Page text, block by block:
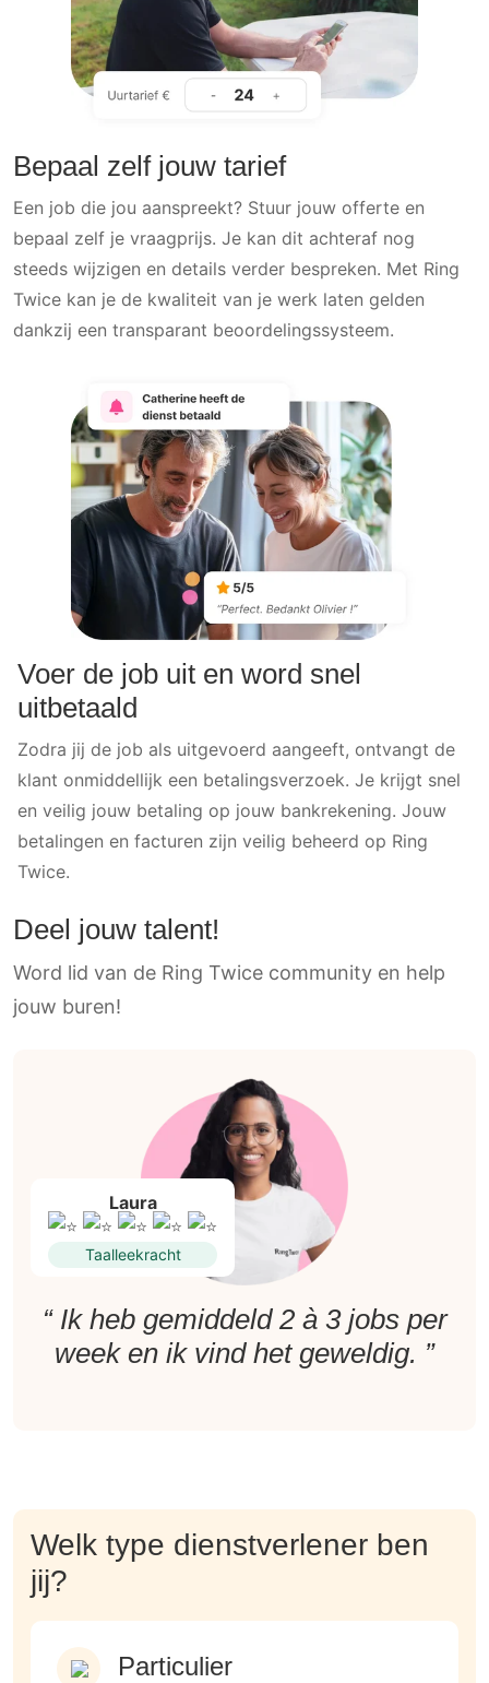
Bepaal zelf jouw tarief
Een job die jou aanspreekt? Stuur jouw offerte en
bepaal zelf je vraagprijs. Je kan dit achteraf nog
steeds wijzigen en details verder bespreken. Met Ring
Twice kan je de kwaliteit van je werk laten gelden
dankzij een transparant beoordelingssysteem.
Voer de job uit en word snel
uitbetaald
Zodra jij de job als uitgevoerd aangeeft, ontvangt de
klant onmiddellijk een betalingsverzoek. Je krijgt snel
en veilig jouw betaling op jouw bankrekening. Jouw
betalingen en facturen zijn veilig beheerd op Ring
Twice.
Deel jouw talent!
Word lid van de Ring Twice community en help
jouw buren!
Laura
Taalleekracht
“ Ik heb gemiddeld 2 à 3 jobs per
week en ik vind het geweldig. ”
Welk type dienstverlener ben
jij?
Particulier